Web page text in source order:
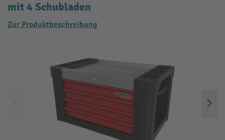
mit 4 Schubladen
Zur Produktbeschreibung